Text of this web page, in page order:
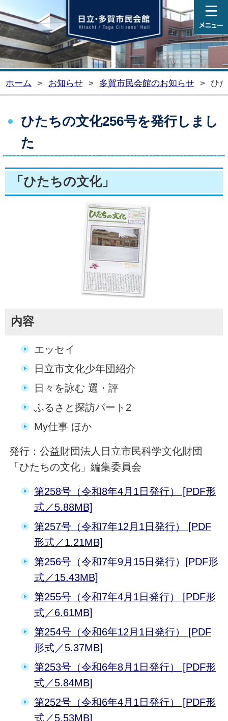
ホーム > お知らせ > 多賀市民会館のお知らせ > ひ
ひたちの文化256号を発行しまし
た
「ひたちの文化」
内容
エッセイ
日立市文化少年団紹介
日々を詠む 選・評
ふるさと探訪パート2
My仕事 ほか
発行：公益財団法人日立市民科学文化財団
「ひたちの文化」編集委員会
第258号（令和8年4月1日発行） [PDF形
式／5.88MB]
第257号（令和7年12月1日発行） [PDF
形式／1.21MB]
第256号（令和7年9月15日発行）[PDF形
式／15.43MB]
第255号（令和7年4月1日発行） [PDF形
式／6.61MB]
第254号（令和6年12月1日発行） [PDF
形式／5.37MB]
第253号（令和6年8月1日発行） [PDF形
式／5.84MB]
第252号（令和6年4月1日発行） [PDF形
式／5.53MB]